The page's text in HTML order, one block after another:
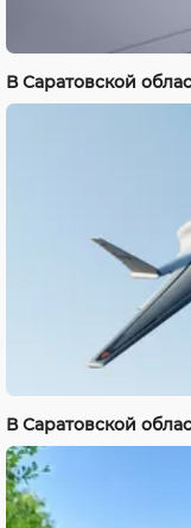
В Саратовской
В Саратовской